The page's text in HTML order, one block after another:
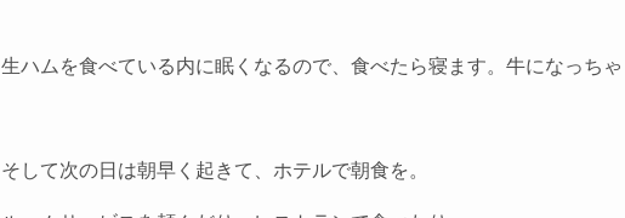
生ハムを食べている内に眠くなるので、食べたら寝ます。牛になっちゃ
そして次の日は朝早く起きて、ホテルで朝食を。